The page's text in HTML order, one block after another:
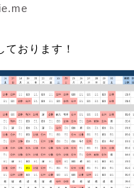
ております！